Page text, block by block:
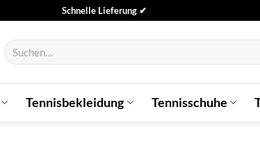
Schnelle Lieferung ✔
Suchen
nach:
Tennisbekleidung Tennisschuhe